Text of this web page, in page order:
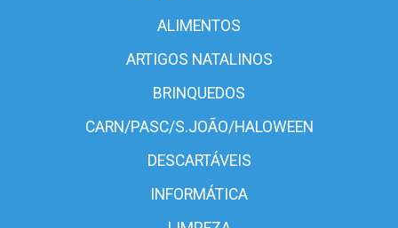
ALIMENTOS
ARTIGOS NATALINOS
BRINQUEDOS
CARN/PASC/S.JOÃO/HALOWEEN
DESCARTÁVEIS
INFORMÁTICA